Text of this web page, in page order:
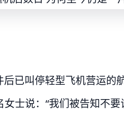
已叫停轻型飞机营运的
士说：“我们被告知不